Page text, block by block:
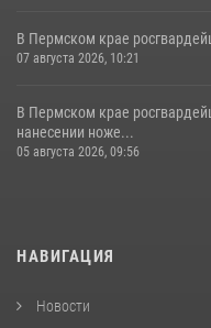
В Пермском крае
07 августа 2026, 10:21
В Пермском крае
нанесении ноже...
05 августа 2026, 09:56
НАВИГАЦИЯ
Новости